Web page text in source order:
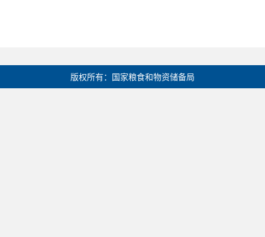
版权所有：国家粮食和物资储备局